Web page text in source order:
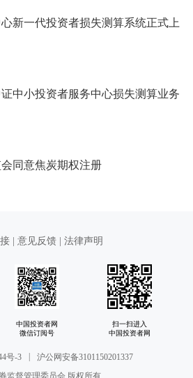
新一代投资者损失测算系统正式上
证中小投资者服务中心损失测算业务
同意焦炭期权注册
意见反馈 法律声明
中国投资者网
微信订阅号
扫一扫进入
中国投资者网
号-3
沪公网安备3101150201337
监督管理委员会 版权所有